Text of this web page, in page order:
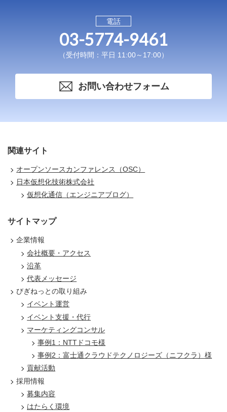
電話
03-5774-9461
（受付時間：平日 11:00～17:00）
お問い合わせフォーム
関連サイト
オープンソースカンファレンス（OSC）
日本仮想化技術株式会社
仮想化通信（エンジニアブログ）
サイトマップ
企業情報
会社概要・アクセス
沿革
代表メッセージ
びぎねっとの取り組み
イベント運営
イベント支援・代行
マーケティングコンサル
事例1：NTTドコモ様
事例2：富士通クラウドテクノロジーズ（ニフクラ）様
貢献活動
採用情報
募集内容
はたらく環境